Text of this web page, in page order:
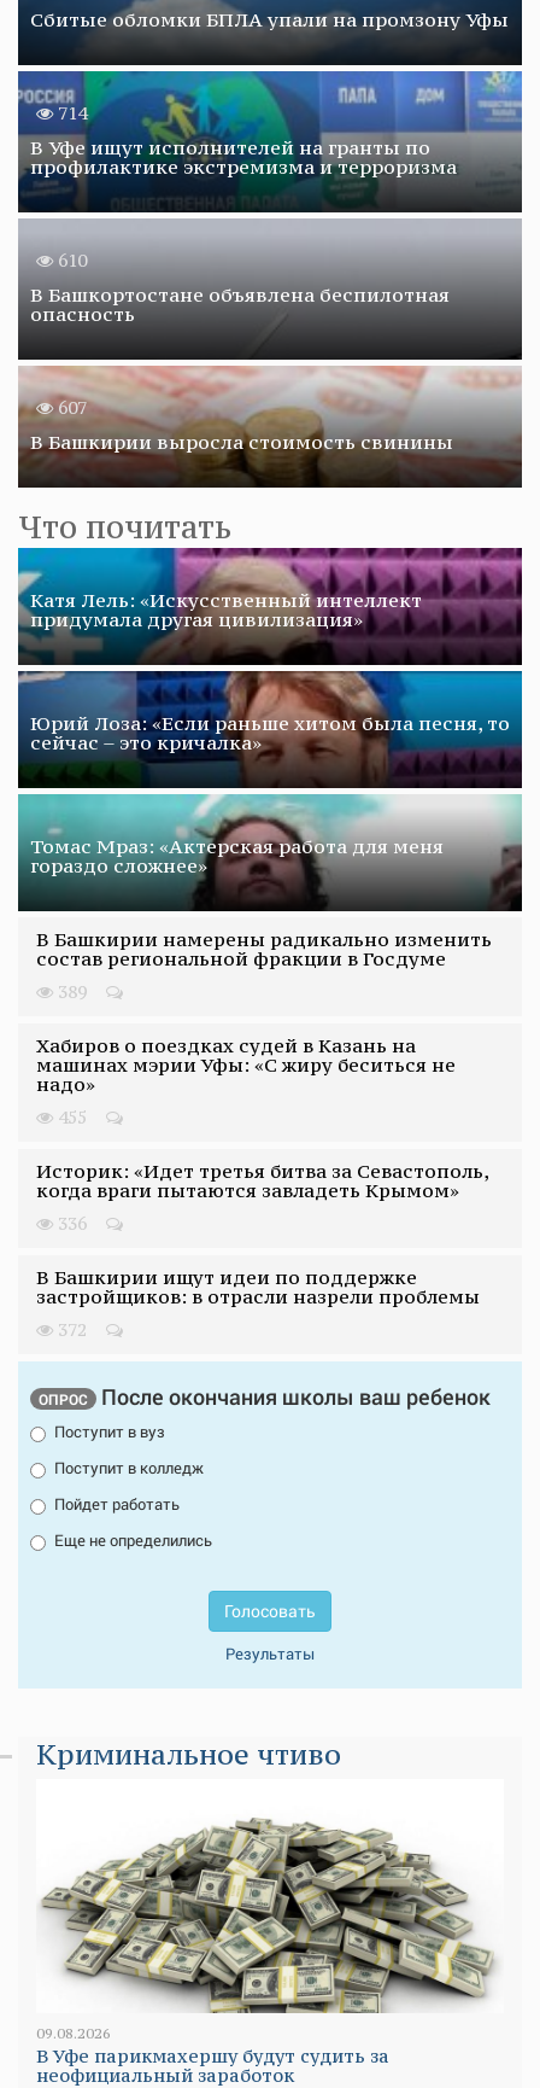
Сбитые обломки БПЛА упали на промзону Уфы
714
В Уфе ищут исполнителей на гранты по
профилактике экстремизма и терроризма
610
В Башкортостане объявлена беспилотная
опасность
607
В Башкирии выросла стоимость свинины
Что почитать
Катя Лель: «Искусственный интеллект
придумала другая цивилизация»
Юрий Лоза: «Если раньше хитом была песня, то
сейчас – это кричалка»
Томас Мраз: «Актерская работа для меня
гораздо сложнее»
В Башкирии намерены радикально изменить
состав региональной фракции в Госдуме
389
Хабиров о поездках судей в Казань на
машинах мэрии Уфы: «С жиру беситься не
надо»
455
Историк: «Идет третья битва за Севастополь,
когда враги пытаются завладеть Крымом»
336
В Башкирии ищут идеи по поддержке
застройщиков: в отрасли назрели проблемы
372
ОПРОС После окончания школы ваш ребенок
Поступит в вуз
Поступит в колледж
Пойдет работать
Еще не определились
Голосовать
Результаты
Криминальное чтиво
09.08.2026
В Уфе парикмахершу будут судить за
неофициальный заработок